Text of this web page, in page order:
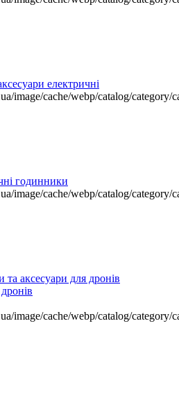
електричні
image/cache/webp/catalog/category/
годинники
image/cache/webp/catalog/category/
та аксесуари для дронів
image/cache/webp/catalog/category/